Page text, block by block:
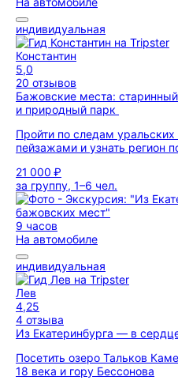
индивидуальная
Константин
5,0
20 отзывов
Бажовские места:
и природный парк
Пройти по следам уральских
пейзажами и узнать регион
21 000 ₽
за группу, 1–6 чел.
9 часов
На автомобиле
индивидуальная
Лев
4,25
4 отзыва
Из Екатеринбурга — в
Посетить озеро Тальков
18 века и гору Бессонова